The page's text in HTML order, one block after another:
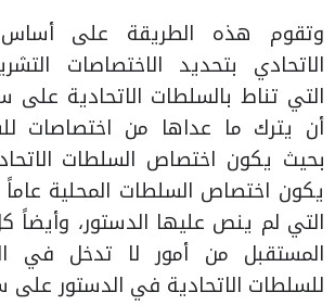
وتقوم هذه الطريقة على أساس
الاتحادي بتحديد الاختصاصات
التي تناط بالسلطات الاتحادية على
أن يترك ما عداها من اختصاصات
بحيث يكون اختصاص السلطات
يكون اختصاص السلطات المحلية
التي لم ينص عليها الدستور،
المستقبل من أمور لا تدخل في
للسلطات الاتحادية في الدستور على